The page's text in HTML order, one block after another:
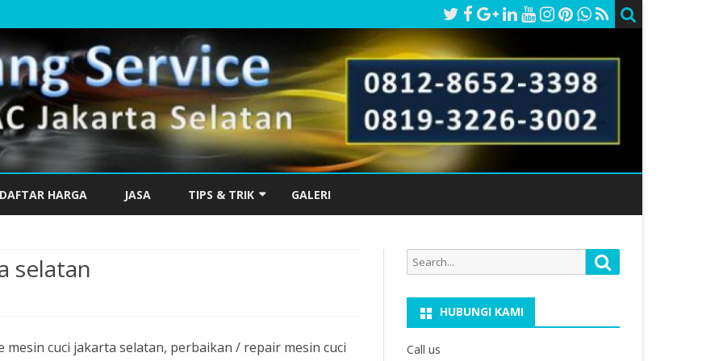
to
DAFTAR HARGA JASA TIPS & TRIK
PENYEBAB AC TIDAK DINGIN
GALERI
selatan
mesin cuci jakarta selatan, perbaikan / repair mesin cuci
Search
for:
HUBUNGI KAMI
Call us